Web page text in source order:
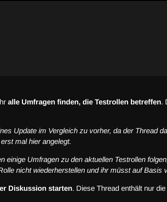
alle Umfragen finden, die Testrollen betreffen.
Update im Vergleich zu vorher, da der Thread
mal hier angelegt.
einige Umfragen zu den aktuellen Testrollen
nicht wiederherstellen und ihr müsst auf
Diskussion starten. Diese Thread enthält nur